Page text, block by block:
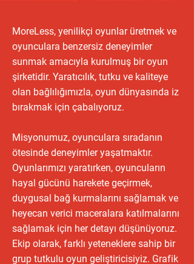
MoreLess, yenilikçi oyunlar üretmek ve
oyunculara benzersiz deneyimler
sunmak amacıyla kurulmuş bir oyun
şirketidir. Yaratıcılık, tutku ve kaliteye
olan bağlılığımızla, oyun dünyasında iz
bırakmak için çabalıyoruz.
Misyonumuz, oyunculara sıradanın
ötesinde deneyimler yaşatmaktır.
Oyunlarımızı yaratırken, oyuncuların
hayal gücünü harekete geçirmek,
duygusal bağ kurmalarını sağlamak ve
heyecan verici maceralara katılmalarını
sağlamak için her detayı düşünüyoruz.
Ekip olarak, farklı yeteneklere sahip bir
grup tutkulu oyun geliştiricisiyiz. Grafik